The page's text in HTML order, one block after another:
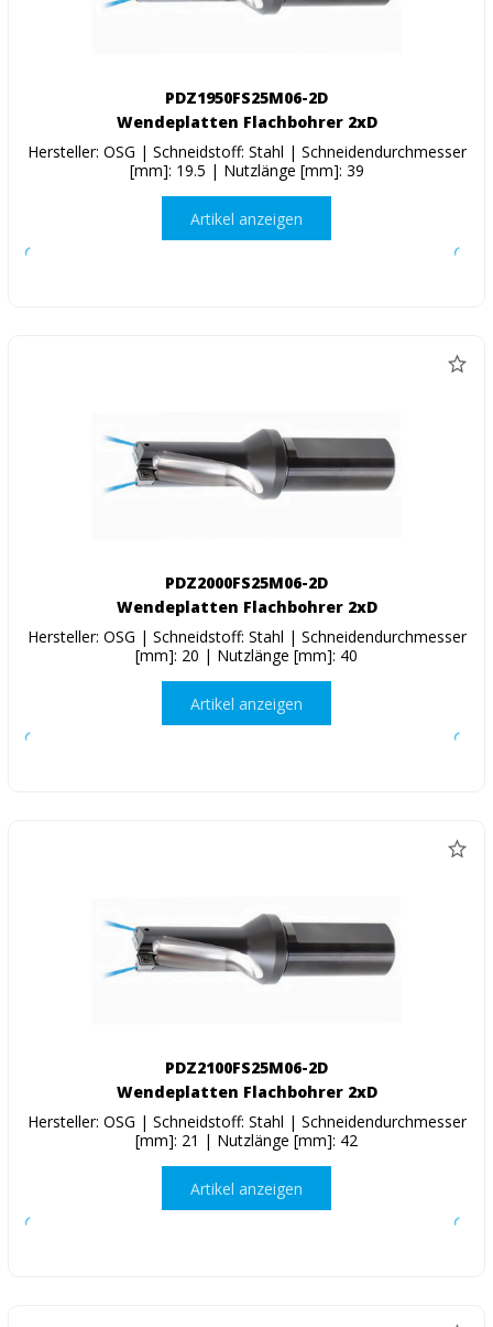
PDZ1950FS25M06-2D
Wendeplatten Flachbohrer 2xD
Hersteller: OSG | Schneidstoff: Stahl | Schneidendurchmesser
[mm]: 19.5 | Nutzlänge [mm]: 39
Artikel anzeigen
PDZ2000FS25M06-2D
Wendeplatten Flachbohrer 2xD
Hersteller: OSG | Schneidstoff: Stahl | Schneidendurchmesser
[mm]: 20 | Nutzlänge [mm]: 40
Artikel anzeigen
PDZ2100FS25M06-2D
Wendeplatten Flachbohrer 2xD
Hersteller: OSG | Schneidstoff: Stahl | Schneidendurchmesser
[mm]: 21 | Nutzlänge [mm]: 42
Artikel anzeigen